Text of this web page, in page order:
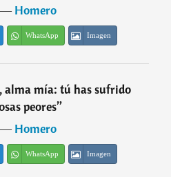
Homero
WhatsApp Imagen
alma mía: tú has sufrido
peores”
Homero
WhatsApp Imagen